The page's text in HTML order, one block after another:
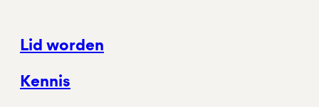
Lid worden
Kennis